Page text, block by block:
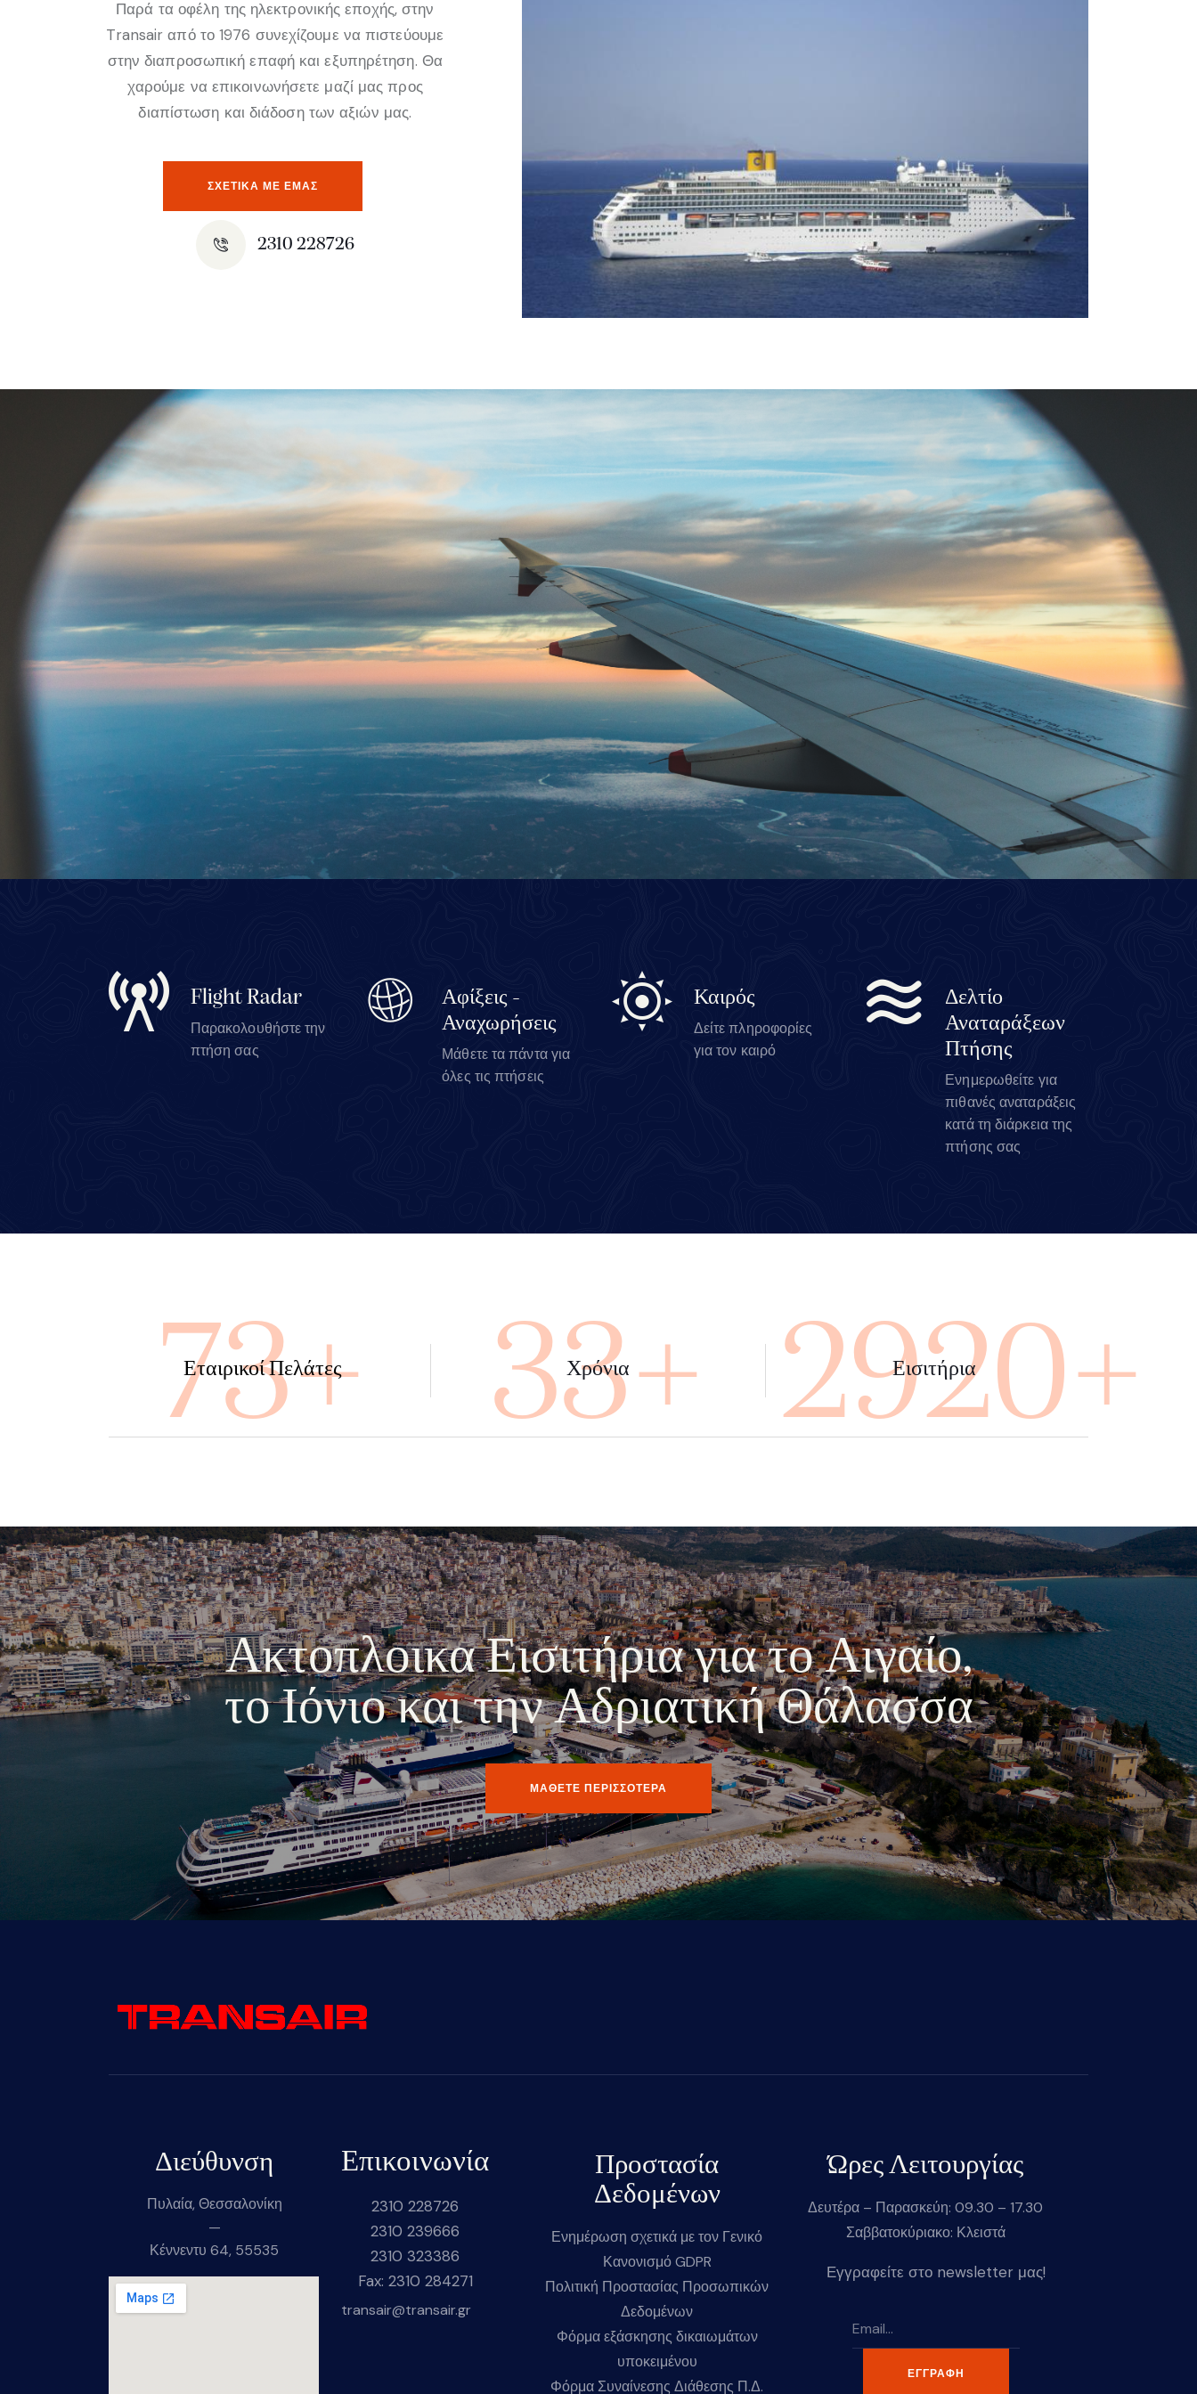
Παρά τα οφέλη της ηλεκτρονικής εποχής, στην
Transair από το 1976 συνεχίζουμε να πιστεύουμε
στην διαπροσωπική επαφή και εξυπηρέτηση. Θα
χαρούμε να επικοινωνήσετε μαζί μας προς
διαπίστωση και διάδοση των αξιών μας.
ΣΧΕΤΙΚΆ ΜΕ ΕΜΑΣ
2310 228726
Flight Radar
Παρακολουθήστε την
πτήση σας
Αφίξεις -
Αναχωρήσεις
Μάθετε τα πάντα για
όλες τις πτήσεις
Καιρός
Δείτε πληροφορίες
για τον καιρό
Δελτίο
Αναταράξεων
Πτήσης
Ενημερωθείτε για
πιθανές αναταράξεις
κατά τη διάρκεια της
πτήσης σας
100+
Εταιρικοί Πελάτες 45+
Χρόνια 4000+
Εισιτήρια
Ακτοπλοικα Εισιτήρια για το Αιγαίο,
το Ιόνιο και την Αδριατική Θάλασσα
ΜΑΘΕΤΕ ΠΕΡΙΣΣΟΤΕΡΑ
Διεύθυνση
Πυλαία, Θεσσαλονίκη
—
Κέννεντυ 64, 55535
Επικοινωνία
2310 228726
2310 239666
2310 323386
Fax: 2310 284271
transair@transair.gr
Προστασία
Δεδομένων
Ενημέρωση σχετικά με τον Γενικό
Κανονισμό GDPR
Πολιτική Προστασίας Προσωπικών
Δεδομένων
Φόρμα εξάσκησης δικαιωμάτων
υποκειμένου
Φόρμα Συναίνεσης Διάθεσης Π.Δ.
Ώρες Λειτουργίας
Δευτέρα – Παρασκεύη: 09.30 – 17.30
Σαββατοκύριακο: Κλειστά
Εγγραφείτε στο newsletter μας!
ΕΓΓΡΑΦΉ